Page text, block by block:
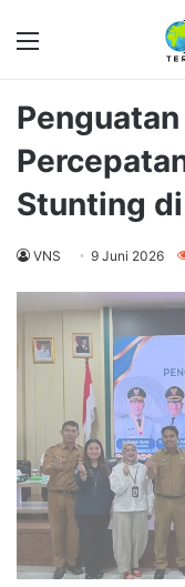
Menu
Stunting
VNS 9 Juni 2026